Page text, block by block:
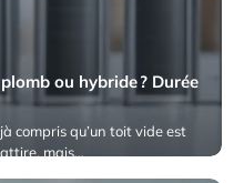
ou hybride ? Durée
compris qu’un toit vide est
mais…